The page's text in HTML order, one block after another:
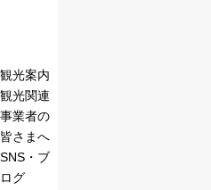
観光案内
観光関連
事業者の
皆さまへ
SNS・ブ
ログ